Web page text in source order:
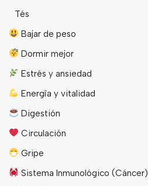
Tés
Bajar de peso
Dormir mejor
Estrés y ansiedad
Energîa y vitalidad
Digestión
Circulación
Gripe
Sistema Inmunológico (Cáncer)